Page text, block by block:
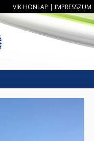
VIK HONLAP | IMPRESSZUM